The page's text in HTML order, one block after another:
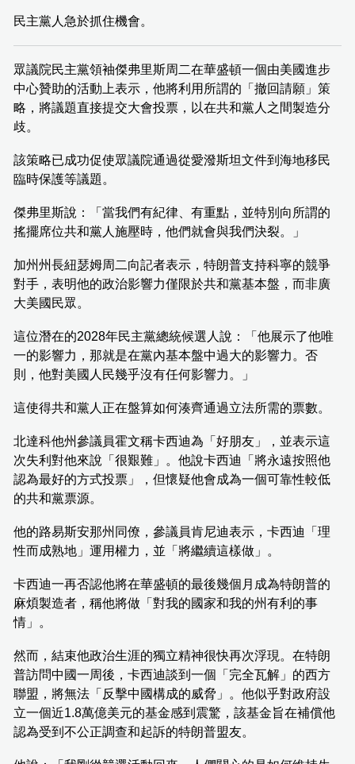
民主黨人急於抓住機會。
眾議院民主黨領袖傑弗里斯周二在華盛頓一個由美國進步
中心贊助的活動上表示，他將利用所謂的「撤回請願」策
略，將議題直接提交大會投票，以在共和黨人之間製造分
歧。
該策略已成功促使眾議院通過從愛潑斯坦文件到海地移民
臨時保護等議題。
傑弗里斯說：「當我們有紀律、有重點，並特別向所謂的
搖擺席位共和黨人施壓時，他們就會與我們決裂。」
加州州長紐瑟姆周二向記者表示，特朗普支持科寧的競爭
對手，表明他的政治影響力僅限於共和黨基本盤，而非廣
大美國民眾。
這位潛在的2028年民主黨總統候選人說：「他展示了他唯
一的影響力，那就是在黨內基本盤中過大的影響力。否
則，他對美國人民幾乎沒有任何影響力。」
這使得共和黨人正在盤算如何湊齊通過立法所需的票數。
北達科他州參議員霍文稱卡西迪為「好朋友」，並表示這
次失利對他來說「很艱難」。他說卡西迪「將永遠按照他
認為最好的方式投票」，但懷疑他會成為一個可靠性較低
的共和黨票源。
他的路易斯安那州同僚，參議員肯尼迪表示，卡西迪「理
性而成熟地」運用權力，並「將繼續這樣做」。
卡西迪一再否認他將在華盛頓的最後幾個月成為特朗普的
麻煩製造者，稱他將做「對我的國家和我的州有利的事
情」。
然而，結束他政治生涯的獨立精神很快再次浮現。在特朗
普訪問中國一周後，卡西迪談到一個「完全瓦解」的西方
聯盟，將無法「反擊中國構成的威脅」。他似乎對政府設
立一個近1.8萬億美元的基金感到震驚，該基金旨在補償他
認為受到不公正調查和起訴的特朗普盟友。